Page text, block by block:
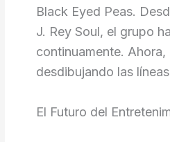
Black Eyed Peas.
J. Rey Soul, el grupo
continuamente.
desdibujando las
El Futuro del